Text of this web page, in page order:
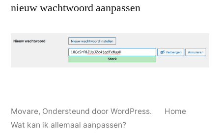
nieuw wachtwoord aanpassen
Movare, Ondersteund door WordPress.
Home
Wat kan ik allemaal aanpassen?